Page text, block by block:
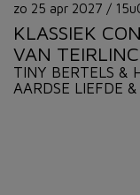
zo 25 apr 2027 /
KLASSIEK
VAN
TINY BERTELS &
AARDSE LIEFDE